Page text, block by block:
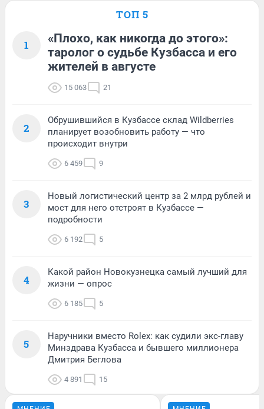
ТОП 5
1
«Плохо, как никогда до этого»:
таролог о судьбе Кузбасса и его
жителей в августе
15 063 21
2
Обрушившийся в Кузбассе склад Wildberries
планирует возобновить работу — что
происходит внутри
6 459 9
3
Новый логистический центр за 2 млрд рублей и
мост для него отстроят в Кузбассе —
подробности
6 192 5
4
Какой район Новокузнецка самый лучший для
жизни — опрос
6 185 5
5
Наручники вместо Rolex: как судили экс-главу
Минздрава Кузбасса и бывшего миллионера
Дмитрия Беглова
4 891 15